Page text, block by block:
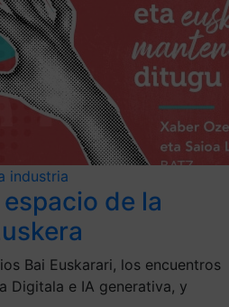
industria
de la
Bai Euskarari, los encuentros
Digitala e IA generativa, y